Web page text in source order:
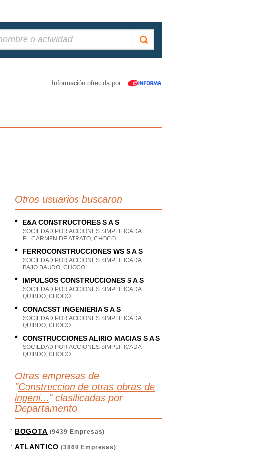
Información ofrecida por
Otros usuarios buscaron
E&A CONSTRUCTORES S A S
SOCIEDAD POR ACCIONES SIMPLIFICADA
EL CARMEN DE ATRATO, CHOCO
FERROCONSTRUCCIONES WS S A S
SOCIEDAD POR ACCIONES SIMPLIFICADA
BAJO BAUDO, CHOCO
IMPULSOS CONSTRUCCIONES S A S
SOCIEDAD POR ACCIONES SIMPLIFICADA
QUIBDO, CHOCO
CONACSST INGENIERIA S A S
SOCIEDAD POR ACCIONES SIMPLIFICADA
QUIBDO, CHOCO
CONSTRUCCIONES ALIRIO MACIAS S A S
SOCIEDAD POR ACCIONES SIMPLIFICADA
QUIBDO, CHOCO
Otras empresas de
"Construccion de otras obras de
ingeni... " clasificadas por
Departamento
BOGOTA (9439 Empresas)
ATLANTICO (3860 Empresas)